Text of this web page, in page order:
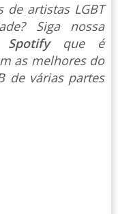
de artistas LGBT
Siga nossa
Spotify que é
as melhores do
de várias partes